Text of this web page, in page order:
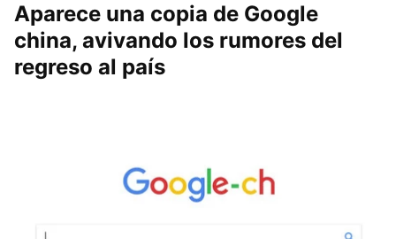
Aparece una copia de Google
china, avivando los rumores del
regreso al país